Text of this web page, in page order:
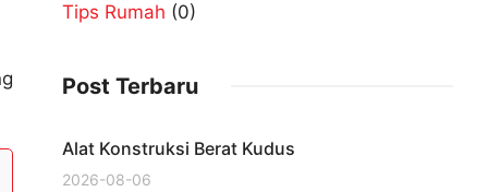
Tips Rumah (0)
Post Terbaru
Alat Konstruksi Berat Kudus
2026-08-06